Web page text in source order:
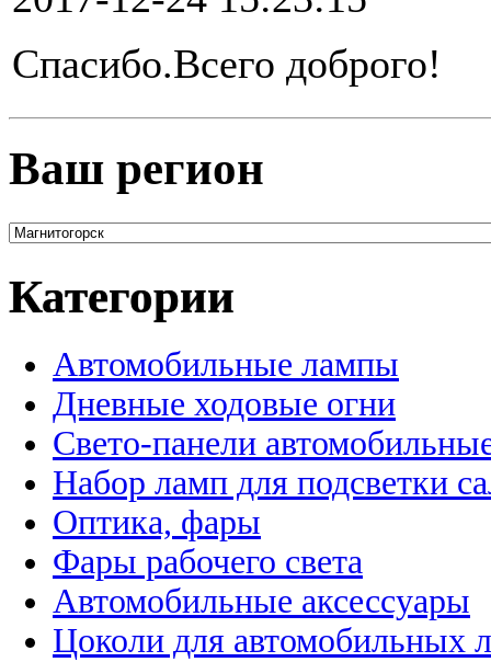
Спасибо.Всего доброго!
Ваш регион
Категории
Автомобильные лампы
Дневные ходовые огни
Свето-панели
Набор ламп для подсветки
Оптика, фары
Фары рабочего света
Автомобильные аксессуары
Цоколи для автомобильных